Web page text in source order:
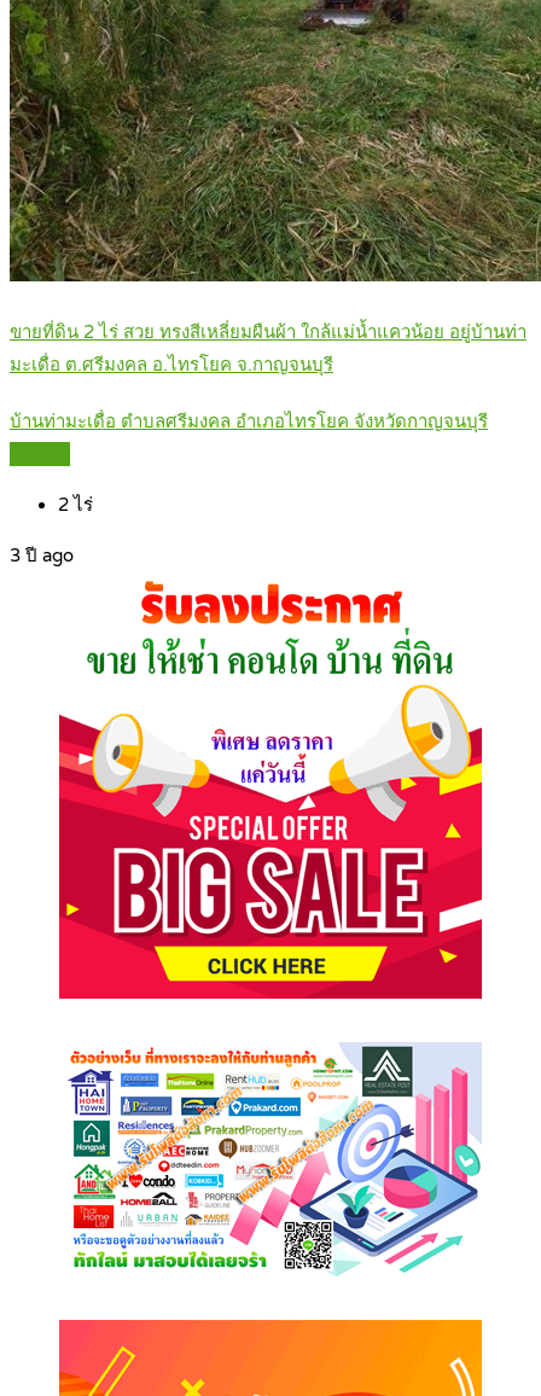
ขายที่ดิน 2 ไร่ สวย ทรงสีเหลี่ยมผืนผ้า ใกล้แม่น้ำแควน้อย อยู่บ้านท่า
มะเดื่อ ต.ศรีมงคล อ.ไทรโยค จ.กาญจนบุรี
บ้านท่ามะเดื่อ ตำบลศรีมงคล อำเภอไทรโยค จังหวัดกาญจนบุรี
2ไร่
3 ปี ago